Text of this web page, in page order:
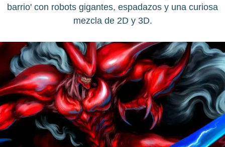
barrio' con robots gigantes, espadazos y una curiosa
mezcla de 2D y 3D.